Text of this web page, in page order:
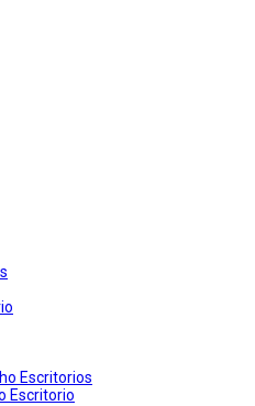
Escritorios
Escritorio